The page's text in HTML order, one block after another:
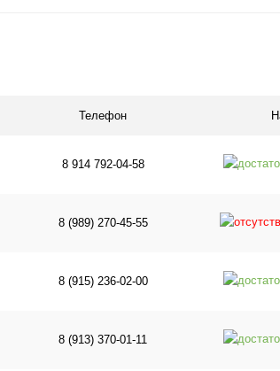
Телефон
8 914 792-04-58
8 (989) 270-45-55
8 (915) 236-02-00
8 (913) 370-01-11